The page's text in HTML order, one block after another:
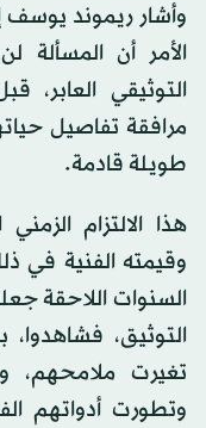
وأشار ريموند
الأمر أن المسألة
التوثيقي العابر،
مرافقة تفاصيل
طويلة قادمة.
هذا الالتزام
وقيمته الفنية في
السنوات اللاحقة
التوثيق،
تغيرت ملامحهم،
وتطورت أدواتهم